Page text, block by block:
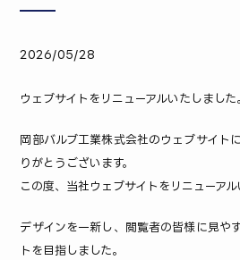
2026/05/28
ウェブサイトをリニューアルいたしました
岡部バルブ工業株式会社のウェブサイト
りがとうございます。
この度、当社ウェブサイトをリニューアル
デザインを一新し、閲覧者の皆様に見や
トを目指しました。